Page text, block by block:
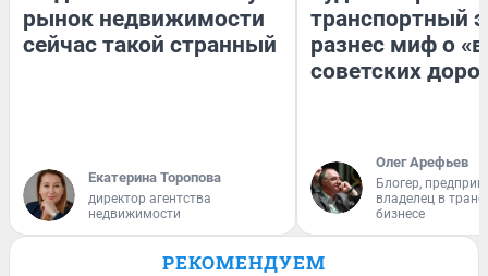
рынок недвижимости
сейчас такой странный
Екатерина Торопова
директор агентства
недвижимости
транспортный
разнес миф о
советских
Олег Арефьев
Блогер,
владелец в
бизнесе
РЕКОМЕНДУЕМ